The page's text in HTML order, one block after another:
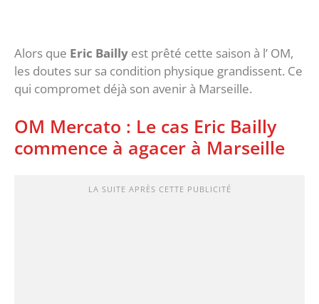
Alors que Eric Bailly est prêté cette saison à l’ OM,
les doutes sur sa condition physique grandissent. Ce
qui compromet déjà son avenir à Marseille.
OM Mercato : Le cas Eric Bailly
commence à agacer à Marseille
LA SUITE APRÈS CETTE PUBLICITÉ